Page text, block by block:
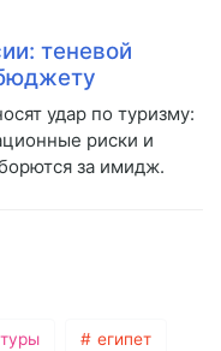
теневой
удар по туризму:
риски и
за имидж.
туры египет